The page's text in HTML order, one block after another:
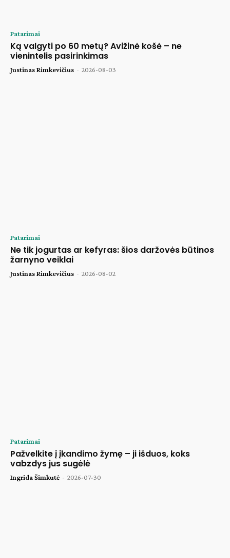
Patarimai
Ką valgyti po 60 metų? Avižinė košė – ne
vienintelis pasirinkimas
Justinas Rimkevičius - 2026-08-03
Patarimai
Ne tik jogurtas ar kefyras: šios daržovės būtinos
žarnyno veiklai
Justinas Rimkevičius - 2026-08-02
Patarimai
Pažvelkite į įkandimo žymę – ji išduos, koks
vabzdys jus sugėlė
Ingrida Šimkutė - 2026-07-30